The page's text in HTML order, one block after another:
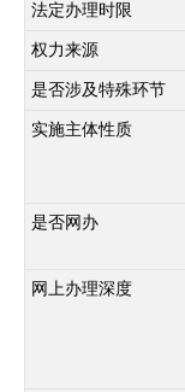
法定办理时限
权力来源
是否涉及特殊环节
实施主体性质
是否网办
网上办理深度